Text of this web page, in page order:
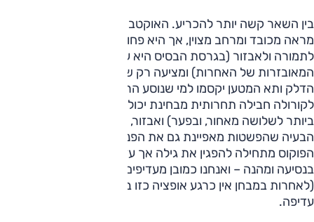
בין השאר קשה יותר להכריע. האוקטביה היא משפחתית עם
מראה מכובד ומרחב מצוין, אך היא פחות נוחה, יקרה ביחס
לתמורה ולאבזור (בגרסת הבסיס היא עולה כמו הגרסאות
המאובזרות של האחרות) ומציעה רק שנתיים אחריות. צריכת
הדלק ותא המטען יקסמו למי שנוסע הרבה (ו/או חובב קמפינג).
לקורולה חבילה תחרותית מבחינת יכולת, מרחב (היא הנוחה
ביותר לשלושה מאחור, ובפער) ואבזור, והיא פשוטה לתפעול.
הבעיה שהפשטות מאפיינת גם את הפנים ופוגעת באווירה.
הפוקוס מתחילה להפגין את גילה אך עדיין עשירה באבזור, נעימה
בנסיעה ומהנה – ואנחנו כמובן מעדיפים את גרסת הסטיישן
(לאחרות במבחן אין כרגע אופציה כזו בארץ), שמציעה שימושיות
עדיפה.